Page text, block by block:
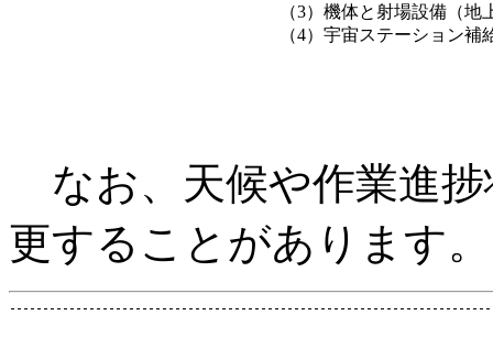
（3）機体と射場設備（
（4）宇宙ステーション
なお、天候や作業進
更することがあります。